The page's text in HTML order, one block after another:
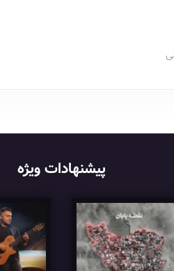
پیشنهادات ویژه